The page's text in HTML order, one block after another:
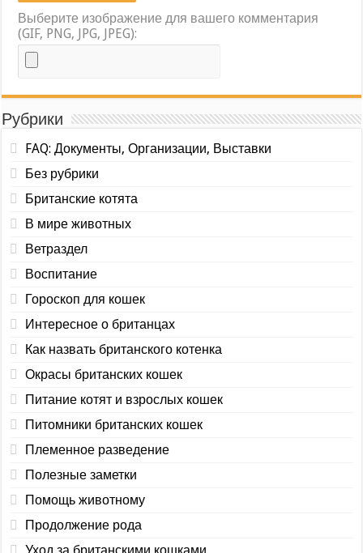
Выберите изображение для вашего комментария
(GIF, PNG, JPG, JPEG):
Рубрики
FAQ: Документы, Организации, Выставки
Без рубрики
Британские котята
В мире животных
Ветраздел
Воспитание
Гороскоп для кошек
Интересное о британцах
Как назвать британского котенка
Окрасы британских кошек
Питание котят и взрослых кошек
Питомники британских кошек
Племенное разведение
Полезные заметки
Помощь животному
Продолжение рода